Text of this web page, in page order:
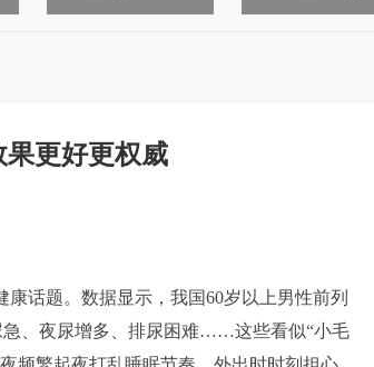
更好更权威
话题。数据显示，我国60岁以上男性前列
急、夜尿增多、排尿困难……这些看似“小毛